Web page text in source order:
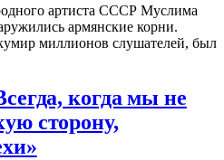
артиста СССР Муслима
армянские корни.
миллионов слушателей, был
когда мы не
сторону,